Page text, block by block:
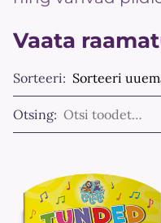
Vaata
Sorteeri:
Otsing: